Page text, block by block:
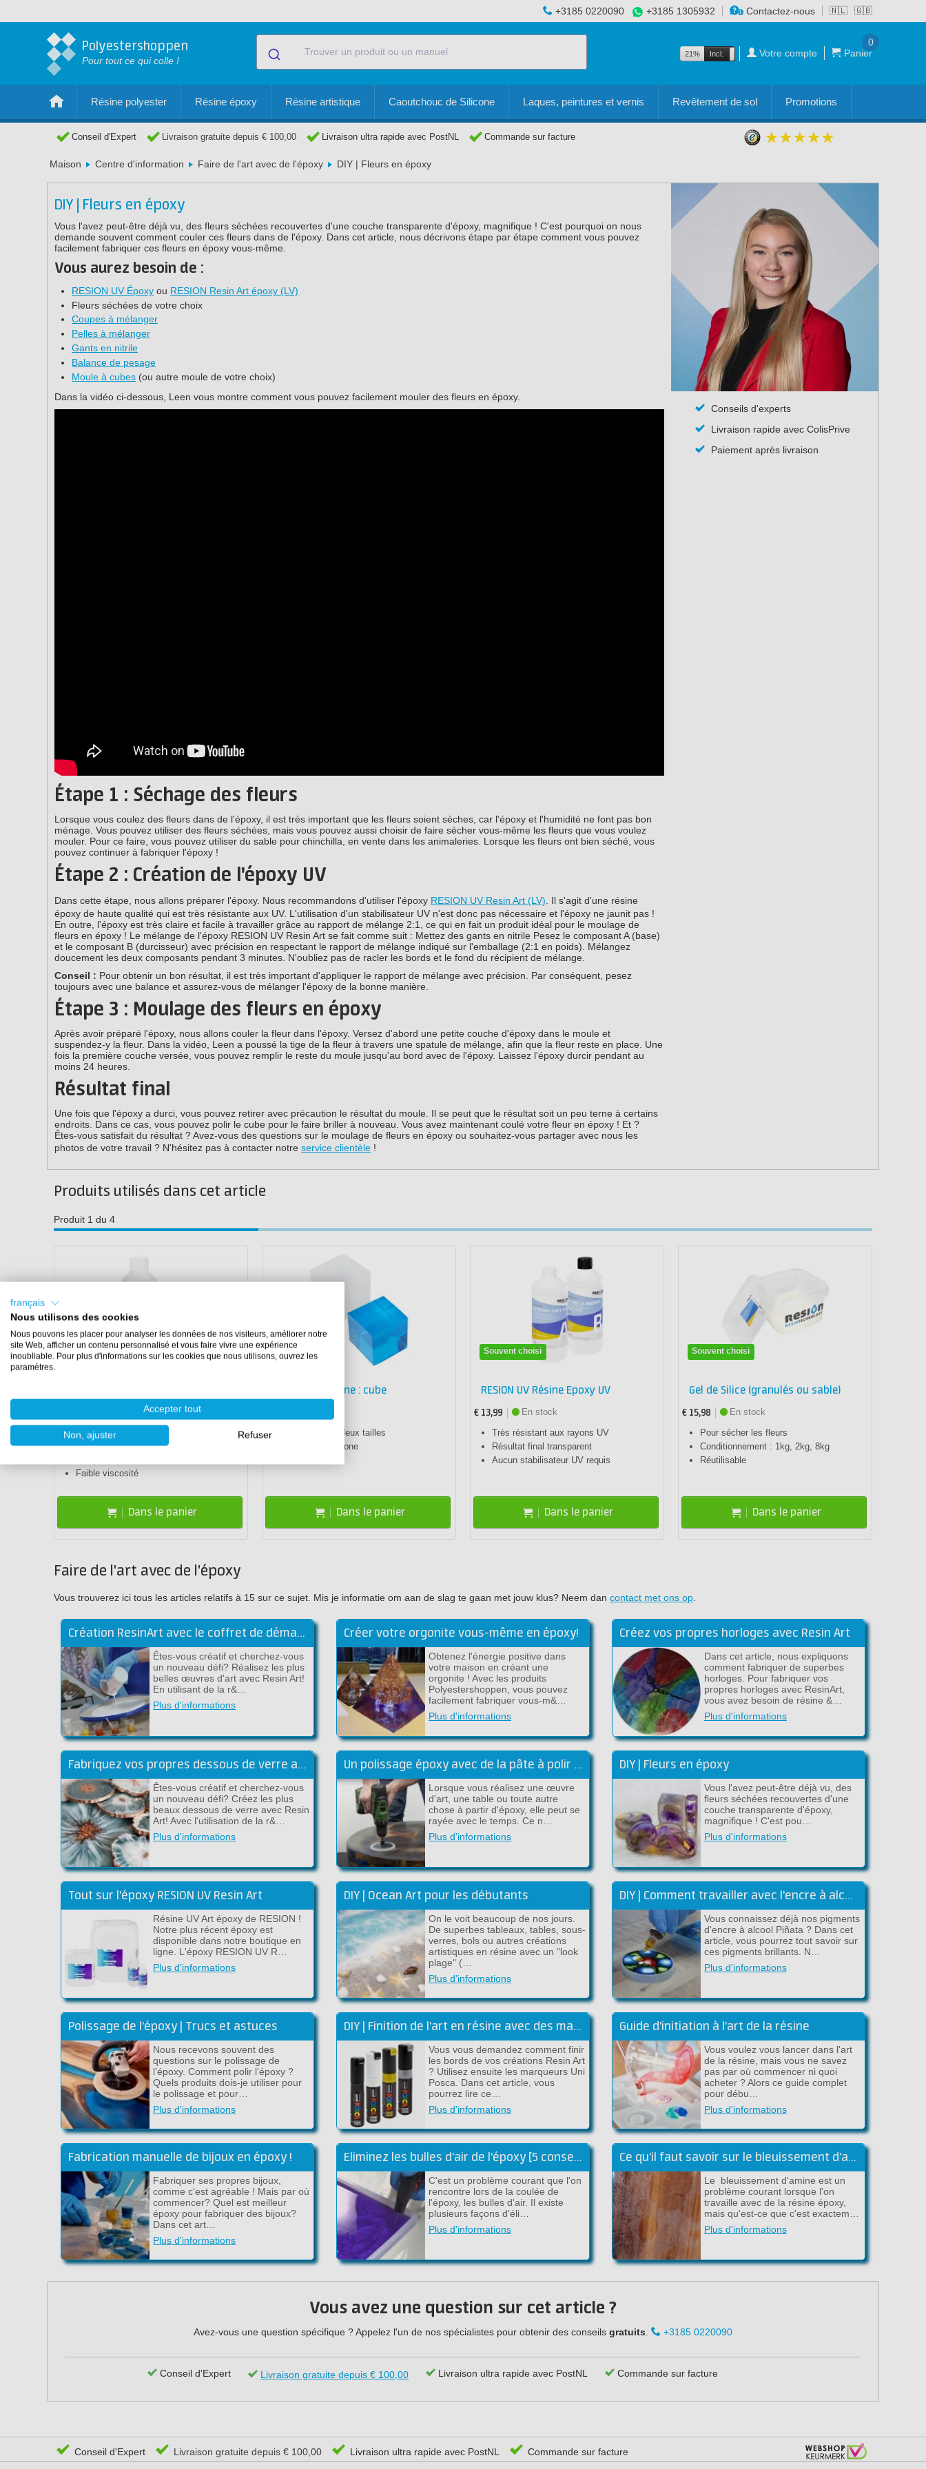
🇳🇱 🇬🇧
+3185 0220090 +3185 1305932 Contactez-nous
Polyestershoppen
Pour tout ce qui colle !
21% Incl. Excl. Votre compte Panier
0
Résine polyester Résine époxy Résine artistique Caoutchouc de Silicone Laques, peintures et vernis Revêtement de sol Promotions
Conseil d'Expert Livraison gratuite depuis € 100,00 Livraison ultra rapide avec PostNL Commande sur facture
Maison Centre d'information Faire de l'art avec de l'époxy DIY | Fleurs en époxy
DIY | Fleurs en époxy
Vous l'avez peut-être déjà vu, des fleurs séchées recouvertes d'une couche transparente d'époxy, magnifique ! C'est pourquoi on nous
demande souvent comment couler ces fleurs dans de l'époxy. Dans cet article, nous décrivons étape par étape comment vous pouvez
facilement fabriquer ces fleurs en époxy vous-même.
Vous aurez besoin de :
RESION UV Époxy ou RESION Resin Art époxy (LV)
Fleurs séchées de votre choix
Coupes à mélanger
Pelles à mélanger
Gants en nitrile
Balance de pesage
Moule à cubes (ou autre moule de votre choix)
Dans la vidéo ci-dessous, Leen vous montre comment vous pouvez facilement mouler des fleurs en époxy.
Étape 1 : Séchage des fleurs
Lorsque vous coulez des fleurs dans de l'époxy, il est très important que les fleurs soient sèches, car l'époxy et l'humidité ne font pas bon
ménage. Vous pouvez utiliser des fleurs séchées, mais vous pouvez aussi choisir de faire sécher vous-même les fleurs que vous voulez
mouler. Pour ce faire, vous pouvez utiliser du sable pour chinchilla, en vente dans les animaleries. Lorsque les fleurs ont bien séché, vous
pouvez continuer à fabriquer l'époxy !
Étape 2 : Création de l'époxy UV
Dans cette étape, nous allons préparer l'époxy. Nous recommandons d'utiliser l'époxy RESION UV Resin Art (LV). Il s'agit d'une résine
époxy de haute qualité qui est très résistante aux UV. L'utilisation d'un stabilisateur UV n'est donc pas nécessaire et l'époxy ne jaunit pas !
En outre, l'époxy est très claire et facile à travailler grâce au rapport de mélange 2:1, ce qui en fait un produit idéal pour le moulage de
fleurs en époxy ! Le mélange de l'époxy RESION UV Resin Art se fait comme suit : Mettez des gants en nitrile Pesez le composant A (base)
et le composant B (durcisseur) avec précision en respectant le rapport de mélange indiqué sur l'emballage (2:1 en poids). Mélangez
doucement les deux composants pendant 3 minutes. N'oubliez pas de racler les bords et le fond du récipient de mélange.
Conseil : Pour obtenir un bon résultat, il est très important d'appliquer le rapport de mélange avec précision. Par conséquent, pesez
toujours avec une balance et assurez-vous de mélanger l'époxy de la bonne manière.
Étape 3 : Moulage des fleurs en époxy
Après avoir préparé l'époxy, nous allons couler la fleur dans l'époxy. Versez d'abord une petite couche d'époxy dans le moule et
suspendez-y la fleur. Dans la vidéo, Leen a poussé la tige de la fleur à travers une spatule de mélange, afin que la fleur reste en place. Une
fois la première couche versée, vous pouvez remplir le reste du moule jusqu'au bord avec de l'époxy. Laissez l'époxy durcir pendant au
moins 24 heures.
Résultat final
Une fois que l'époxy a durci, vous pouvez retirer avec précaution le résultat du moule. Il se peut que le résultat soit un peu terne à certains
endroits. Dans ce cas, vous pouvez polir le cube pour le faire briller à nouveau. Vous avez maintenant coulé votre fleur en époxy ! Et ?
Êtes-vous satisfait du résultat ? Avez-vous des questions sur le moulage de fleurs en époxy ou souhaitez-vous partager avec nous les
photos de votre travail ? N'hésitez pas à contacter notre service clientèle !
Conseils d'experts
Livraison rapide avec ColisPrive
Paiement après livraison
Produits utilisés dans cet article
Produit 1 du 4
Souvent choisi
€ 27,00
En stock
Résistance à hautes températures
Faible viscosité
Dans le panier
Populaire
Moule en silicone : cube
Disponible en deux tailles
Matériau : Silicone
Dans le panier
Souvent choisi
RESION UV Résine Epoxy UV
€ 13,99
En stock
Très résistant aux rayons UV
Résultat final transparent
Aucun stabilisateur UV requis
Dans le panier
Souvent choisi
Gel de Silice (granulés ou sable)
€ 15,98
En stock
Pour sécher les fleurs
Conditionnement : 1kg, 2kg, 8kg
Réutilisable
Dans le panier
Faire de l'art avec de l'époxy
Vous trouverez ici tous les articles relatifs à 15 sur ce sujet. Mis je informatie om aan de slag te gaan met jouw klus? Neem dan contact met ons op.
Création ResinArt avec le coffret de démarrage
Êtes-vous créatif et cherchez-vous
un nouveau défi? Réalisez les plus
belles œuvres d'art avec Resin Art!
En utilisant de la r&…
Plus d'informations
Créer votre orgonite vous-même en époxy!
Obtenez l'énergie positive dans
votre maison en créant une
orgonite ! Avec les produits
Polyestershoppen, vous pouvez
facilement fabriquer vous-m&…
Plus d'informations
Créez vos propres horloges avec Resin Art
Dans cet article, nous expliquons
comment fabriquer de superbes
horloges. Pour fabriquer vos
propres horloges avec ResinArt,
vous avez besoin de résine &…
Plus d'informations
Fabriquez vos propres dessous de verre avec Resin Art
Êtes-vous créatif et cherchez-vous
un nouveau défi? Créez les plus
beaux dessous de verre avec Resin
Art! Avec l'utilisation de la r&…
Plus d'informations
Un polissage époxy avec de la pâte à polir et une perceuse
Lorsque vous réalisez une œuvre
d'art, une table ou toute autre
chose à partir d'époxy, elle peut se
rayée avec le temps. Ce n…
Plus d'informations
DIY | Fleurs en époxy
Vous l'avez peut-être déjà vu, des
fleurs séchées recouvertes d'une
couche transparente d'époxy,
magnifique ! C'est pou…
Plus d'informations
Tout sur l'époxy RESION UV Resin Art
Résine UV Art époxy de RESION !
Notre plus récent époxy est
disponible dans notre boutique en
ligne. L'époxy RESION UV R…
Plus d'informations
DIY | Ocean Art pour les débutants
On le voit beaucoup de nos jours.
De superbes tableaux, tables, sous-
verres, bols ou autres créations
artistiques en résine avec un "look
plage" (…
Plus d'informations
DIY | Comment travailler avec l'encre à alcool Piñata
Vous connaissez déjà nos pigments
d'encre à alcool Piñata ? Dans cet
article, vous pourrez tout savoir sur
ces pigments brillants. N…
Plus d'informations
Polissage de l'époxy | Trucs et astuces
Nous recevons souvent des
questions sur le polissage de
l'époxy. Comment polir l'époxy ?
Quels produits dois-je utiliser pour
le polissage et pour…
Plus d'informations
DIY | Finition de l'art en résine avec des marqueurs Posca
Vous vous demandez comment finir
les bords de vos créations Resin Art
? Utilisez ensuite les marqueurs Uni
Posca. Dans cet article, vous
pourrez lire ce…
Plus d'informations
Guide d'initiation à l'art de la résine
Vous voulez vous lancer dans l'art
de la résine, mais vous ne savez
pas par où commencer ni quoi
acheter ? Alors ce guide complet
pour débu…
Plus d'informations
Fabrication manuelle de bijoux en époxy !
Fabriquer ses propres bijoux,
comme c'est agréable ! Mais par où
commencer? Quel est meilleur
époxy pour fabriquer des bijoux?
Dans cet art…
Plus d'informations
Eliminez les bulles d'air de l'époxy [5 conseils]
C'est un problème courant que l'on
rencontre lors de la coulée de
l'époxy, les bulles d'air. Il existe
plusieurs façons d'éli…
Plus d'informations
Ce qu'il faut savoir sur le bleuissement d'amine : l'ennemi invisible de la résine époxy
Le bleuissement d'amine est un
problème courant lorsque l'on
travaille avec de la résine époxy,
mais qu'est-ce que c'est exactem…
Plus d'informations
Vous avez une question sur cet article ?
Avez-vous une question spécifique ? Appelez l'un de nos spécialistes pour obtenir des conseils gratuits. +3185 0220090
Conseil d'Expert Livraison gratuite depuis € 100,00 Livraison ultra rapide avec PostNL Commande sur facture
Conseil d'Expert Livraison gratuite depuis € 100,00 Livraison ultra rapide avec PostNL Commande sur facture
français
Nous utilisons des cookies
Nous pouvons les placer pour analyser les données de nos visiteurs, améliorer notre
site Web, afficher un contenu personnalisé et vous faire vivre une expérience
inoubliable. Pour plus d'informations sur les cookies que nous utilisons, ouvrez les
paramètres.
Accepter tout
Non, ajuster Refuser